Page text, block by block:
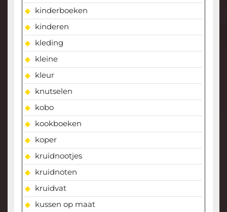
kinderboeken
kinderen
kleding
kleine
kleur
knutselen
kobo
kookboeken
koper
kruidnootjes
kruidnoten
kruidvat
kussen op maat